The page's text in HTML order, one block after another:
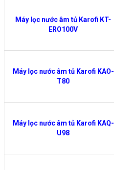
Máy lọc nước âm tủ Karofi KT-
ERO100V
Máy lọc nước âm tủ Karofi KAO-
T80
Máy lọc nước âm tủ Karofi KAQ-
U98